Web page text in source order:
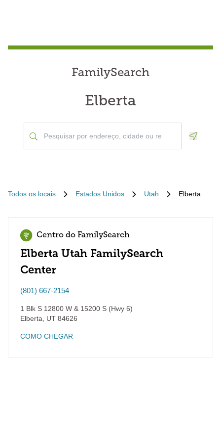
FamilySearch
Elberta
Todos os locais Estados Unidos Utah Elberta
Centro do FamilySearch
Elberta Utah FamilySearch
Center
(801) 667-2154
1 Blk S 12800 W & 15200 S (Hwy 6)
Elberta
UT 84626
COMO CHEGAR